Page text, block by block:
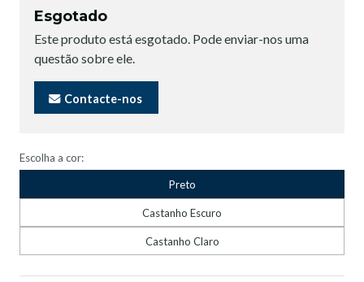
Esgotado
Este produto está esgotado. Pode enviar-nos uma
questão sobre ele.
Contacte-nos
Escolha a cor:
Preto
Castanho Escuro
Castanho Claro